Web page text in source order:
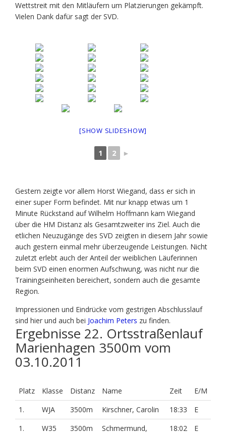
Wettstreit mit den Mitläufern um Platzierungen gekämpft.
Vielen Dank dafür sagt der SVD.
[SHOW SLIDESHOW]
1 2 ►
Gestern zeigte vor allem Horst Wiegand, dass er sich in
einer super Form befindet. Mit nur knapp etwas um 1
Minute Rückstand auf Wilhelm Hoffmann kam Wiegand
über die HM Distanz als Gesamtzweiter ins Ziel. Auch die
etlichen Neuzugänge des SVD zeigten in diesem Jahr sowie
auch gestern einmal mehr überzeugende Leistungen. Nicht
zuletzt erlebt auch der Anteil der weiblichen Läuferinnen
beim SVD einen enormen Aufschwung, was nicht nur die
Trainingseinheiten bereichert, sondern auch die gesamte
Region.
Impressionen und Eindrücke vom gestrigen Abschlusslauf
sind hier und auch bei Joachim Peters zu finden.
Ergebnisse 22. Ortsstraßenlauf
Marienhagen 3500m vom
03.10.2011
Platz Klasse Distanz Name Zeit
E/M
1.
WJA 3500m Kirschner, Carolin 18:33
E
1.
W35 3500m
Schmermund,
18:02 E